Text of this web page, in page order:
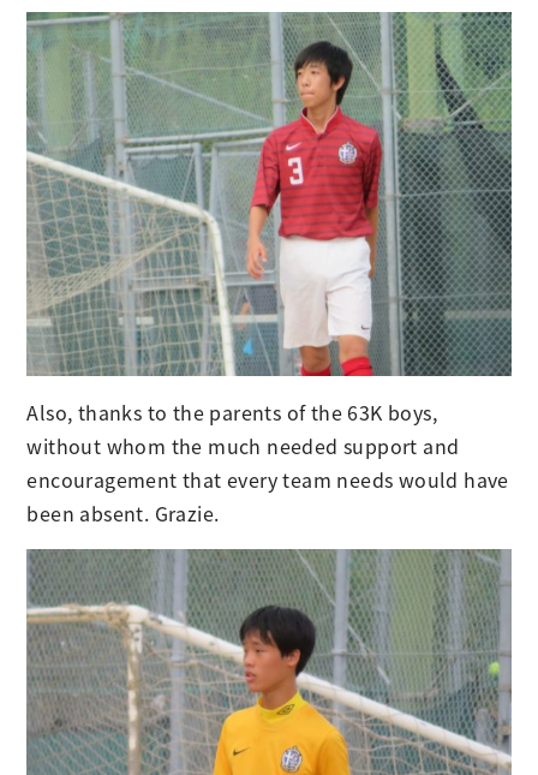
Also, thanks to the parents of the 63K boys,
without whom the much needed support and
encouragement that every team needs would have
been absent. Grazie.